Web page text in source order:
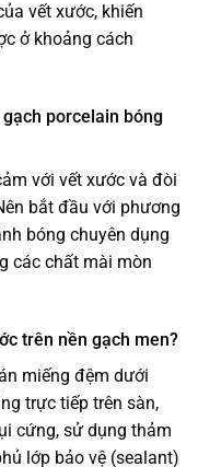
vết xước, khiến
ở khoảng cách
porcelain bóng
với vết xước và đòi
bắt đầu với phương
bóng chuyên dụng
các chất mài mòn
trên nền gạch men?
miếng đệm dưới
trực tiếp trên sàn,
cứng, sử dụng thảm
lớp bảo vệ (sealant)